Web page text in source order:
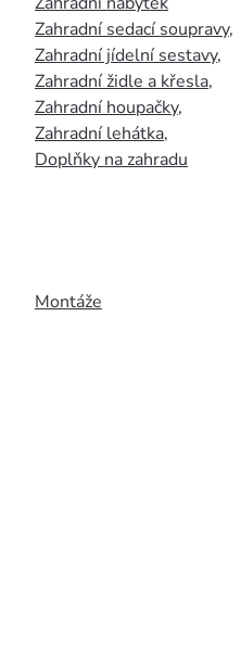
Zahradní sedací soupravy,
Zahradní jídelní sestavy,
Zahradní židle a křesla,
Zahradní houpačky,
Zahradní lehátka,
Doplňky na zahradu
Montáže